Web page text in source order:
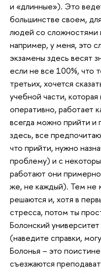
и «длинные»). Это
большинстве своем,
людей со сложностями
например, у меня, это
экзамены здесь весят
если не все 100%, что
третьих, хочется
учебной части,
оперативно, работает
всегда можно прийти и
здесь, все
что прийти, нужно
проблему) и с
работают они
же, не каждый). Тем не
решаются и, хотя в
стресса, потом ты
Болонский
(наведите справки,
Болонья – это
съезжаются